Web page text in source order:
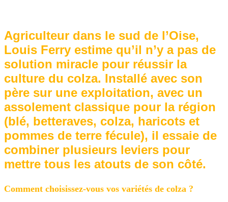
Agriculteur dans le sud de l’Oise,
Louis Ferry estime qu’il n’y a pas de
solution miracle pour réussir la
culture du colza. Installé avec son
père sur une exploitation, avec un
assolement classique pour la région
(blé, betteraves, colza, haricots et
pommes de terre fécule), il essaie de
combiner plusieurs leviers pour
mettre tous les atouts de son côté.
Comment choisissez-vous vos variétés de colza ?